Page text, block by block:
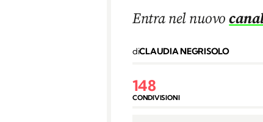
Entra nel nuovo
diCLAUDIA NEGRISOLO
148
CONDIVISIONI